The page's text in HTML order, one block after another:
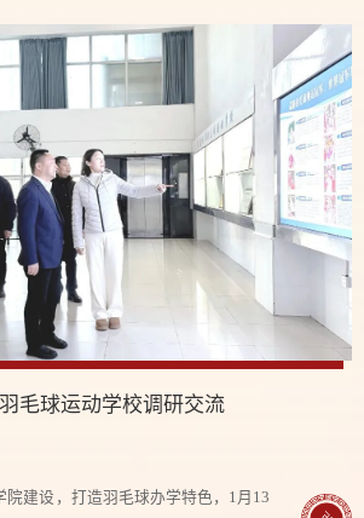
毛球运动学校调研交流​
院建设，打造羽毛球办学特色，1月13